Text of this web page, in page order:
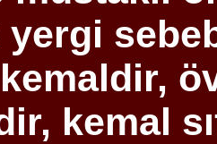
yergi
kemal